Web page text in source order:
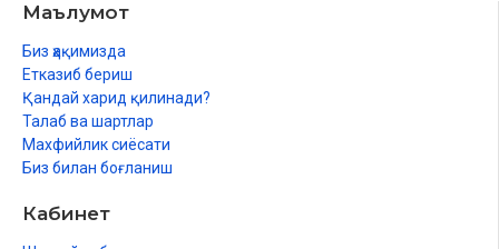
Маълумот
Биз ҳақимизда
Етказиб бериш
Қандай харид қилинади?
Талаб ва шартлар
Махфийлик сиёсати
Биз билан боғланиш
Кабинет